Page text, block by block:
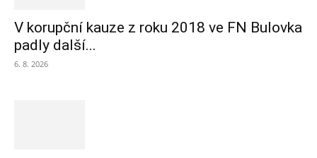
V korupční kauze z roku 2018 ve FN Bulovka
padly další...
6. 8. 2026